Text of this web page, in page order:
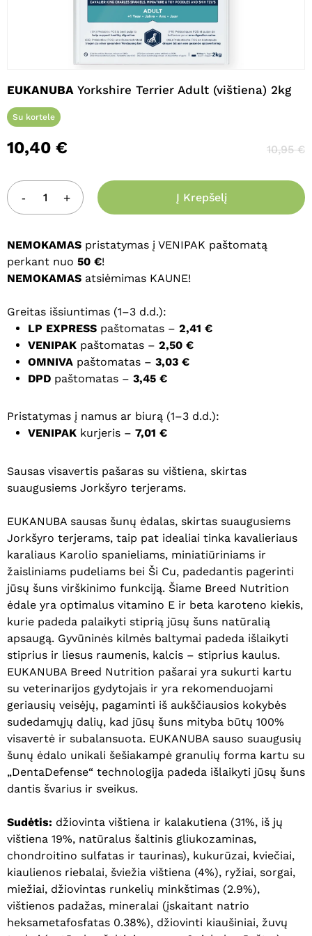
EUKANUBA Yorkshire Terrier Adult (vištiena) 2kg
Su kortele
10,40 € 10,95€
Į Krepšelį
NEMOKAMAS pristatymas į VENIPAK paštomatą
perkant nuo 50 €!
NEMOKAMAS atsiėmimas KAUNE!
Greitas išsiuntimas (1–3 d.d.):
LP EXPRESS paštomatas – 2,41 €
VENIPAK paštomatas – 2,50 €
OMNIVA paštomatas – 3,03 €
DPD paštomatas – 3,45 €
Pristatymas į namus ar biurą (1–3 d.d.):
VENIPAK kurjeris – 7,01 €
Sausas visavertis pašaras su vištiena, skirtas
suaugusiems Jorkšyro terjerams.
EUKANUBA sausas šunų ėdalas, skirtas suaugusiems
Jorkšyro terjerams, taip pat idealiai tinka kavalieriaus
karaliaus Karolio spanieliams, miniatiūriniams ir
žaisliniams pudeliams bei Ši Cu, padedantis pagerinti
jūsų šuns virškinimo funkciją. Šiame Breed Nutrition
ėdale yra optimalus vitamino E ir beta karoteno kiekis,
kurie padeda palaikyti stiprią jūsų šuns natūralią
apsaugą. Gyvūninės kilmės baltymai padeda išlaikyti
stiprius ir liesus raumenis, kalcis – stiprius kaulus.
EUKANUBA Breed Nutrition pašarai yra sukurti kartu
su veterinarijos gydytojais ir yra rekomenduojami
geriausių veisėjų, pagaminti iš aukščiausios kokybės
sudedamųjų dalių, kad jūsų šuns mityba būtų 100%
visavertė ir subalansuota. EUKANUBA sauso suaugusių
šunų ėdalo unikali šešiakampė granulių forma kartu su
„DentaDefense“ technologija padeda išlaikyti jūsų šuns
dantis švarius ir sveikus.
Sudėtis: džiovinta vištiena ir kalakutiena (31%, iš jų
vištiena 19%, natūralus šaltinis gliukozaminas,
chondroitino sulfatas ir taurinas), kukurūzai, kviečiai,
kiaulienos riebalai, šviežia vištiena (4%), ryžiai, sorgai,
miežiai, džiovintas runkelių minkštimas (2.9%),
vištienos padažas, mineralai (įskaitant natrio
heksametafosfatas 0.38%), džiovinti kiaušiniai, žuvų
Pavadinimas*
El. paštas*
interneto puslapį, kad jų nebereiktų
įvesti iš naujo, kai kitą kartą vėl norėsiu
parašyti komentarą.